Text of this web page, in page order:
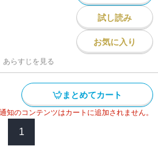
試し読み
お気に入り
あらすじを見る
まとめてカート
知のコンテンツはカートに追加されません。
1